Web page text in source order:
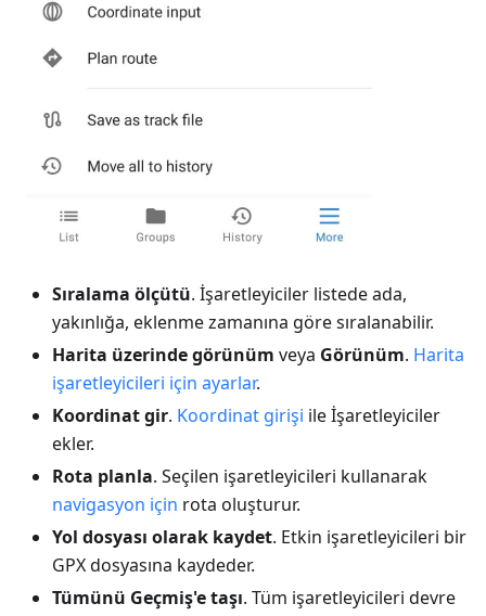
Sıralama ölçütü. İşaretleyiciler listede ada,
yakınlığa, eklenme zamanına göre sıralanabilir.
Harita üzerinde görünüm veya Görünüm. Harita
işaretleyicileri için ayarlar.
Koordinat gir. Koordinat girişi ile İşaretleyiciler
ekler.
Rota planla. Seçilen işaretleyicileri kullanarak
navigasyon için rota oluşturur.
Yol dosyası olarak kaydet. Etkin işaretleyicileri bir
GPX dosyasına kaydeder.
Tümünü Geçmiş'e taşı. Tüm işaretleyicileri devre